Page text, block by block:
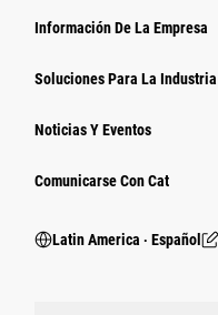
Información De La Empresa
Soluciones Para La Industria
Noticias Y Eventos
Comunicarse Con Cat
Latin America ‧ Español